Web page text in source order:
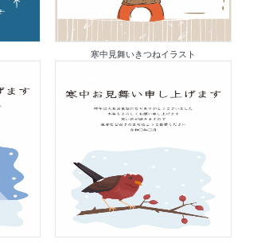
寒中見舞いきつねイラスト